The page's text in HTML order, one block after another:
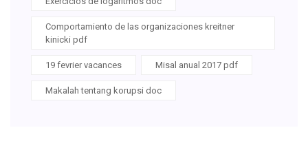
Comportamiento de las organizaciones kreitner
kinicki pdf
19 fevrier vacances Misal anual 2017 pdf
Makalah tentang korupsi doc